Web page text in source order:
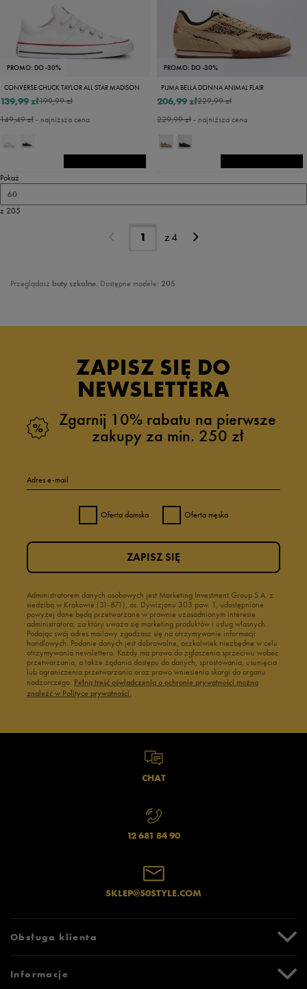
PROMO: DO -30%
CONVERSE CHUCK TAYLOR ALL STAR MADISON
199,99 zł
139,99 zł
149,49 zł- najniższa cena
PROMO: DO -30%
PUMA BELLA DONNA ANIMAL FLAIR
229,99 zł
206,99 zł
229,99 zł- najniższa cena
Pokaż
60
z 205
z4
Przeglądasz buty szkolne. Dostępne modele: 205
ZAPISZ SIĘ DO
NEWSLETTERA
Zgarnij 10% rabatu na pierwsze
zakupy za min. 250 zł
Adres e-mail
Oferta damska Oferta męska
Administratorem danych osobowych jest Marketing Investment Group S.A. z
siedzibą w Krakowie (31-871), os. Dywizjonu 303 paw. 1, udostępnione
powyżej dane będą przetwarzane w prawnie uzasadnionym interesie
administratora, za który uważa się marketing produktów i usług własnych.
Podając swój adres mailowy zgadzasz się na otrzymywanie informacji
handlowych. Podanie danych jest dobrowolne, aczkolwiek niezbędne w celu
otrzymywania newslettera. Każdy ma prawo do zgłoszenia sprzeciwu wobec
przetwarzania, a także żądania dostępu do danych, sprostowania, usunięcia
lub ograniczenia przetwarzania oraz prawo wniesienia skargi do organu
nadzorczego. Pełną treść oświadczenia o ochronie prywatności można
znaleźć w Polityce prywatności.
ZAPISZ SIĘ
CHAT
12 681 84 90
SKLEP@50STYLE.COM
Obsługa klienta
Zwroty i reklamacje
Informacje